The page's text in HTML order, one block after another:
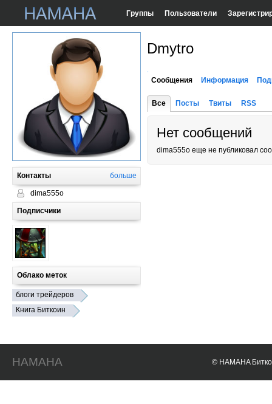
Группы Пользователи
Контакты больше
dima555o
Подписчики
Облако меток
блоги трейдеров
Книга Биткоин
Dmytro
Сообщения Информация
Все Посты Твиты RSS
Нет сообщений
dima555o еще не публиковал
HAMAHA © HAMAHA